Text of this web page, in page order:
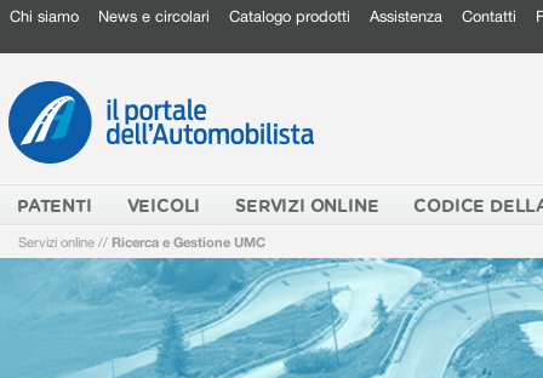
Chi siamo News e circolari Catalogo prodotti Assistenza Contatti
PATENTI VEICOLI SERVIZI ONLINE CODICE
Servizi online // Ricerca e Gestione UMC